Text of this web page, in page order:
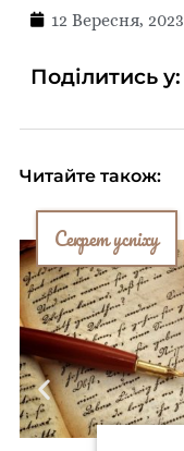
12 Вересня, 2023
Поділитись у:
Читайте також:
Секрет успіху